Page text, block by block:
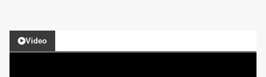
Video